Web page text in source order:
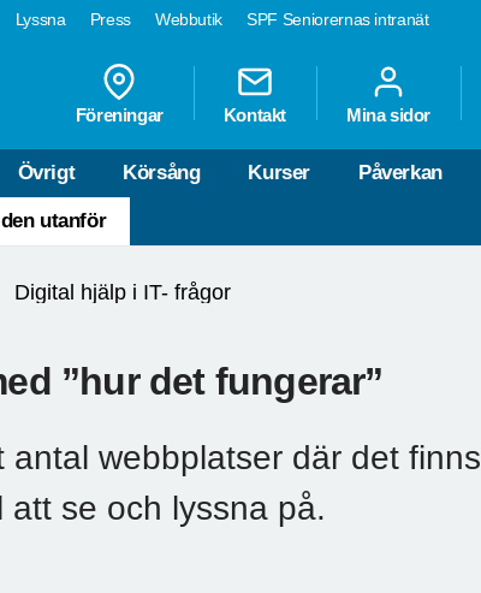
Lyssna Press Webbutik SPF Seniorernas intranät
Föreningar Kontakt Mina sidor
Övrigt Körsång Kurser Påverkan
utanför
Digital hjälp i IT- frågor
”hur det fungerar”
antal webbplatser där det finns
att se och lyssna på.